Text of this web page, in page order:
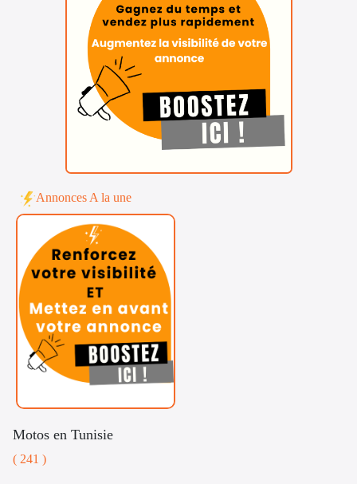
Annonces A la une
Motos en Tunisie
( 241 )